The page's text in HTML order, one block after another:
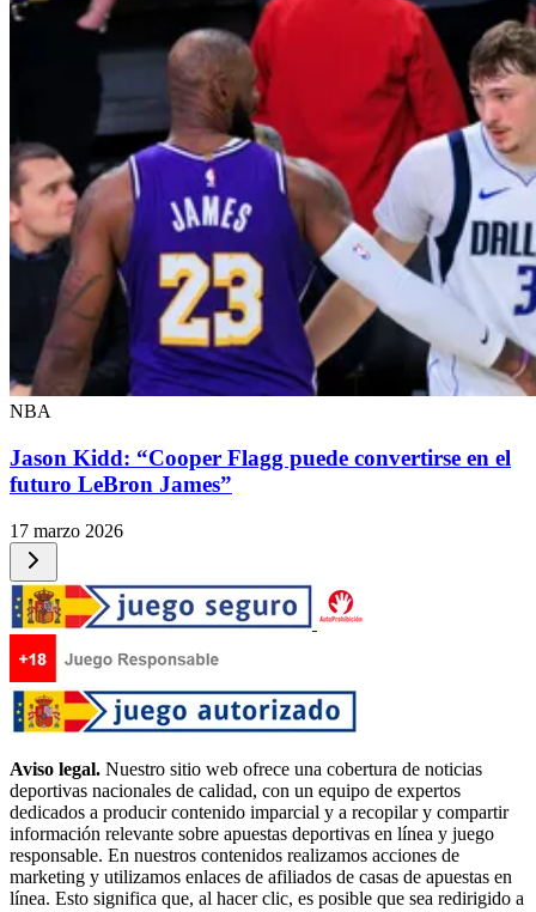
NBA
Jason Kidd: “Cooper Flagg puede convertirse en el
futuro LeBron James”
17 marzo 2026
Aviso legal. Nuestro sitio web ofrece una cobertura de noticias
deportivas nacionales de calidad, con un equipo de expertos
dedicados a producir contenido imparcial y a recopilar y compartir
información relevante sobre apuestas deportivas en línea y juego
responsable. En nuestros contenidos realizamos acciones de
marketing y utilizamos enlaces de afiliados de casas de apuestas en
línea. Esto significa que, al hacer clic, es posible que sea redirigido a